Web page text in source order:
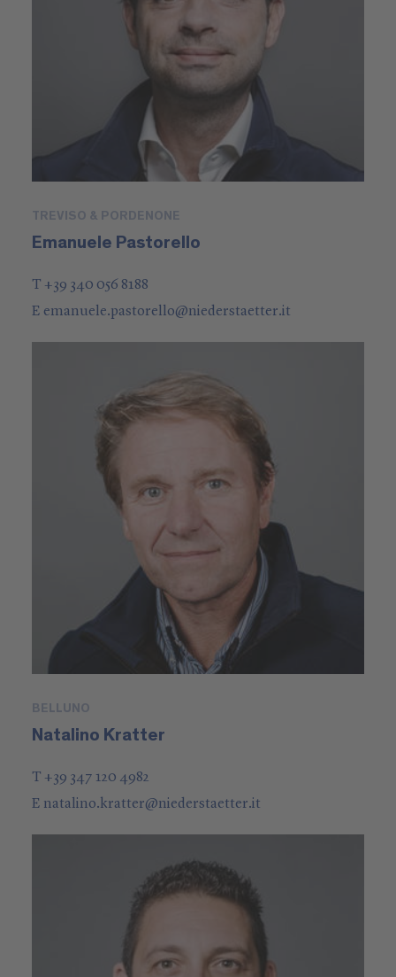
TREVISO & PORDENONE
Emanuele Pastorello
T +39 340 056 8188
E emanuele.pastorello@niederstaetter.it
BELLUNO
Natalino Kratter
T +39 347 120 4982
E natalino.kratter@niederstaetter.it